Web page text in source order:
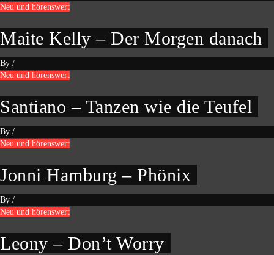
Neu und hörenswert
Maite Kelly – Der Morgen danach
By /
Neu und hörenswert
Santiano – Tanzen wie die Teufel
By /
Neu und hörenswert
Jonni Hamburg – Phönix
By /
Neu und hörenswert
Leony – Don’t Worry